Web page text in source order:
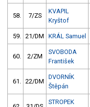
58. 7/ZS
KVAPIL
Kryštof
59. 21/DM KRÁL Samuel
60. 2/ZM
SVOBODA
František
61. 22/DM
DVORNÍK
Štěpán
STROPEK